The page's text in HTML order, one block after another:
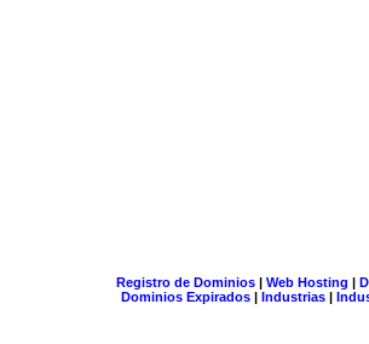
Registro de Dominios| Web Hosting |
Dominios Expirados | Industrias |